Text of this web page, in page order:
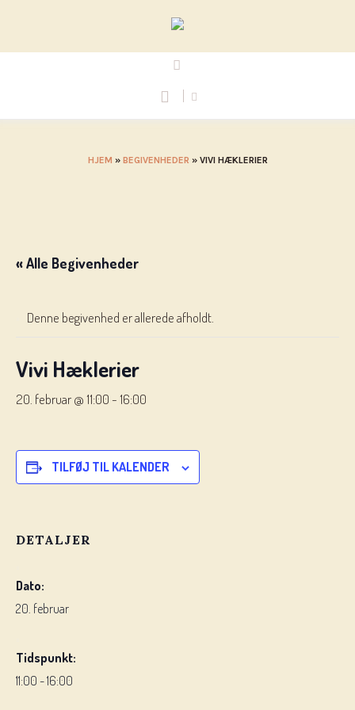
HJEM » BEGIVENHEDER » VIVI HÆKLERIER
« Alle Begivenheder
Denne begivenhed er allerede afholdt.
Vivi Hæklerier
20. februar @ 11:00 -16:00
TILFØJ TIL KALENDER
DETALJER
Dato:
20. februar
Tidspunkt:
11:00 - 16:00